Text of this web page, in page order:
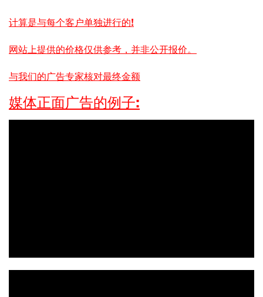
计算是与每个客户单独进行的!
网站上提供的价格仅供参考，并非公开报价。
与我们的广告专家核对最终金额
媒体正面广告的例子: